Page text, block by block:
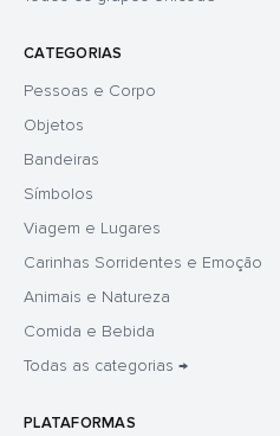
CATEGORIAS
Pessoas e Corpo
Objetos
Bandeiras
Símbolos
Viagem e Lugares
Carinhas Sorridentes e Emoção
Animais e Natureza
Comida e Bebida
Todas as categorias →
PLATAFORMAS